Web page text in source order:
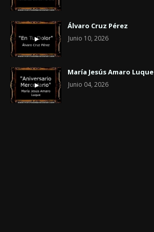
Álvaro Cruz Pérez
Junio 10, 2026
María Jesús Amaro Luque
Junio 04, 2026